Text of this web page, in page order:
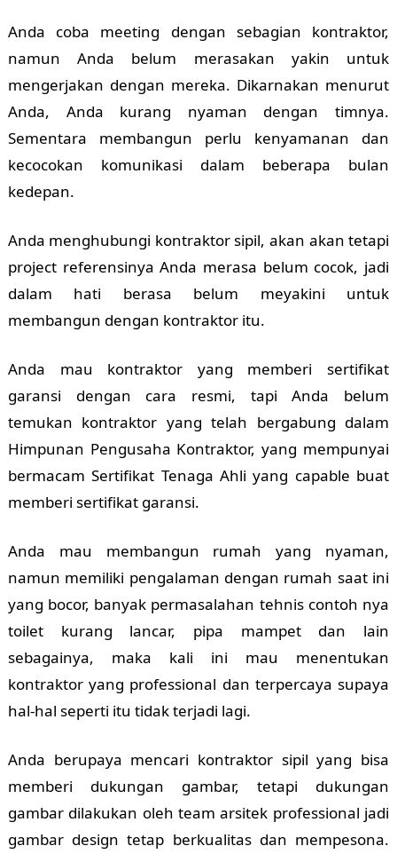
Anda coba meeting dengan sebagian kontraktor,
namun Anda belum merasakan yakin untuk
mengerjakan dengan mereka. Dikarnakan menurut
Anda, Anda kurang nyaman dengan timnya.
Sementara membangun perlu kenyamanan dan
kecocokan komunikasi dalam beberapa bulan
kedepan.
Anda menghubungi kontraktor sipil, akan akan tetapi
project referensinya Anda merasa belum cocok, jadi
dalam hati berasa belum meyakini untuk
membangun dengan kontraktor itu.
Anda mau kontraktor yang memberi sertifikat
garansi dengan cara resmi, tapi Anda belum
temukan kontraktor yang telah bergabung dalam
Himpunan Pengusaha Kontraktor, yang mempunyai
bermacam Sertifikat Tenaga Ahli yang capable buat
memberi sertifikat garansi.
Anda mau membangun rumah yang nyaman,
namun memiliki pengalaman dengan rumah saat ini
yang bocor, banyak permasalahan tehnis contoh nya
toilet kurang lancar, pipa mampet dan lain
sebagainya, maka kali ini mau menentukan
kontraktor yang professional dan terpercaya supaya
hal-hal seperti itu tidak terjadi lagi.
Anda berupaya mencari kontraktor sipil yang bisa
memberi dukungan gambar, tetapi dukungan
gambar dilakukan oleh team arsitek professional jadi
gambar design tetap berkualitas dan mempesona.